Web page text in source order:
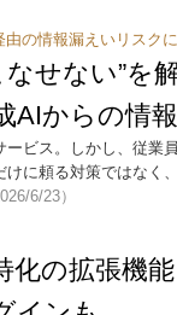
の情報漏えいリスク
なせない”
AIからの情
ビス。しかし、従業
に頼る対策ではなく
6/23）
化の拡張機